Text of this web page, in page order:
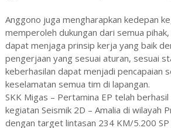
Anggono juga mengharapkan kedepan
memperoleh dukungan dari semua
dapat menjaga prinsip kerja yang baik
pengerjaan yang sesuai aturan, sesuai
keberhasilan dapat menjadi pencapaian
keselamatan semua tim di lapangan.
SKK Migas – Pertamina EP telah berhasil
kegiatan Seismik 2D – Amalia di wilayah
dengan target lintasan 234 KM/5.200